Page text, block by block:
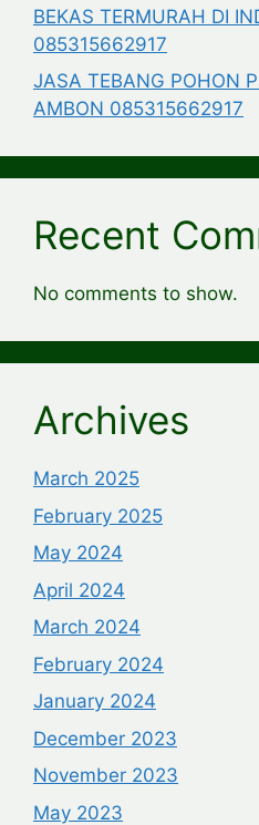
BEKAS TERMURAH DI
085315662917
JASA TEBANG POHON
AMBON 085315662917
Recent
No comments to show.
Archives
March 2025
February 2025
May 2024
April 2024
March 2024
February 2024
January 2024
December 2023
November 2023
May 2023